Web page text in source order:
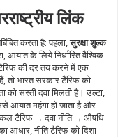
लिंक
करता है: पहला,सुरक्षा शुल्क
आयात के लिये निर्धारितवैश्विक
की दर तय करने में एक
तो भारत सरकार टैरिफ को
सस्ती दवा मिलती है। उल्टा,
आयात महंगा हो जाता है और
टैरिफ → दवा नीति → औषधि
आधार, नीति टैरिफ को दिशा